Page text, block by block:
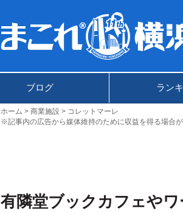
ブログ ラン
ホーム 商業施設
コレットマーレ
※記事内の広告から媒体維持のために収益を得る場合
有隣堂ブックカフェや